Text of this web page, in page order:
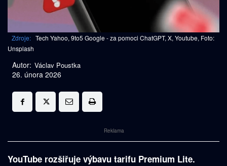
Zdroje: Tech Yahoo, 9to5 Google - za pomoci ChatGPT, X, Youtube, Foto:
Unsplash
Autor: Václav Poustka
26. února 2026
Reklama
YouTube rozšiřuje výbavu tarifu Premium Lite.